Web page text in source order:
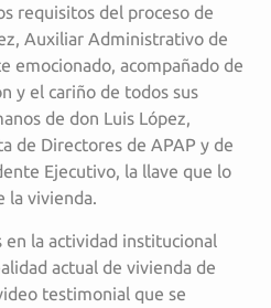
requisitos del proceso de
Auxiliar Administrativo de
emocionado, acompañado de
y el cariño de todos sus
de don Luis López,
de Directores de APAP y de
Ejecutivo, la llave que lo
la vivienda.
en la actividad institucional
actual de vivienda de
testimonial que se